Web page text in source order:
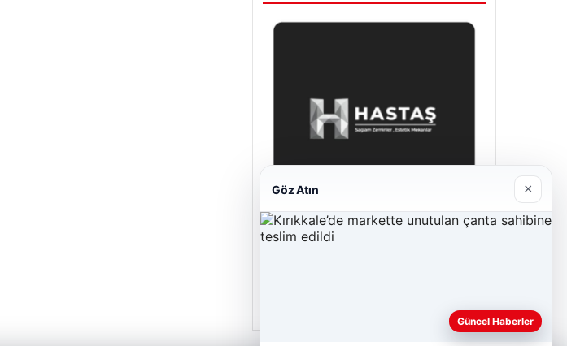
Göz Atın ×
Güncel Haberler